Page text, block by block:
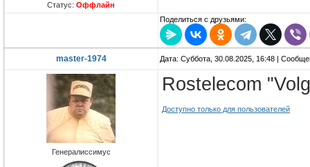
Статус: Оффлайн
Поделиться с друзьями:
master-1974 Дата: Суббота, 30.08.2025, 16:48 |
Генералиссимус
Rostelecom
Доступно только для пользователей